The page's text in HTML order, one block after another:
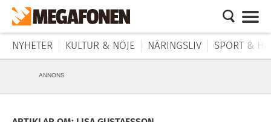
NYHETER KULTUR & NÖJE NÄRINGSLIV SPORT &
ANNONS